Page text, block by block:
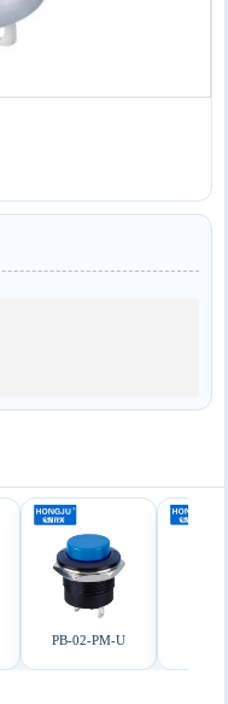
PB-02-PM-U